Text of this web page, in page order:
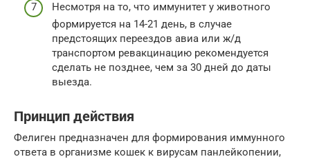
Несмотря на то, что иммунитет у животного
формируется на 14-21 день, в случае
предстоящих переездов авиа или ж/д
транспортом ревакцинацию рекомендуется
сделать не позднее, чем за 30 дней до даты
выезда.
Принцип действия
Фелиген предназначен для формирования иммунного
ответа в организме кошек к вирусам панлейкопении,